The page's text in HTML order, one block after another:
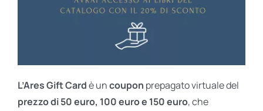
L’Ares Gift Cardè uncoupon prepagato virtuale del
prezzo di 50 euro, 100 euro e 150 euro, che